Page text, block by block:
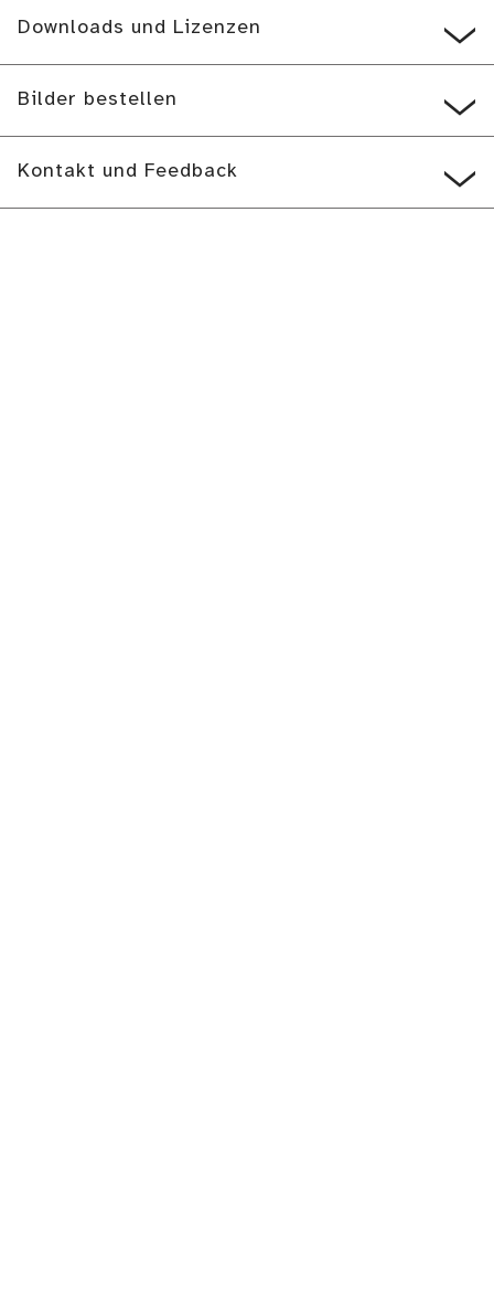
Downloads und Lizenzen
Bilder bestellen
Kontakt und Feedback